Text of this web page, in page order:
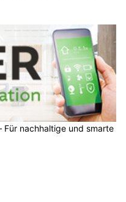
Für nachhaltige und smarte